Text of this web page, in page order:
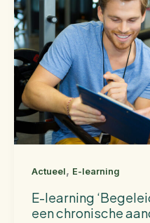
Actueel, E-learning
E-learning
een chronische